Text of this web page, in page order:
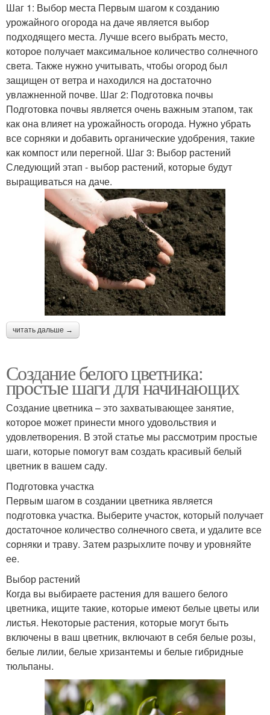
Шаг 1: Выбор места Первым шагом к созданию
урожайного огорода на даче является выбор
подходящего места. Лучше всего выбрать место,
которое получает максимальное количество солнечного
света. Также нужно учитывать, чтобы огород был
защищен от ветра и находился на достаточно
увлажненной почве. Шаг 2: Подготовка почвы
Подготовка почвы является очень важным этапом, так
как она влияет на урожайность огорода. Нужно убрать
все сорняки и добавить органические удобрения, такие
как компост или перегной. Шаг 3: Выбор растений
Следующий этап - выбор растений, которые будут
выращиваться на даче.
читать дальше →
Создание белого цветника:
простые шаги для начинающих
Создание цветника – это захватывающее занятие,
которое может принести много удовольствия и
удовлетворения. В этой статье мы рассмотрим простые
шаги, которые помогут вам создать красивый белый
цветник в вашем саду.
Подготовка участка
Первым шагом в создании цветника является
подготовка участка. Выберите участок, который получает
достаточное количество солнечного света, и удалите все
сорняки и траву. Затем разрыхлите почву и уровняйте
ее.
Выбор растений
Когда вы выбираете растения для вашего белого
цветника, ищите такие, которые имеют белые цветы или
листья. Некоторые растения, которые могут быть
включены в ваш цветник, включают в себя белые розы,
белые лилии, белые хризантемы и белые гибридные
тюльпаны.